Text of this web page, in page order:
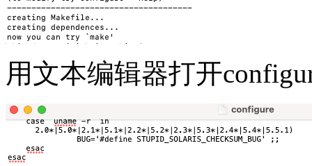
用文本编辑器打开